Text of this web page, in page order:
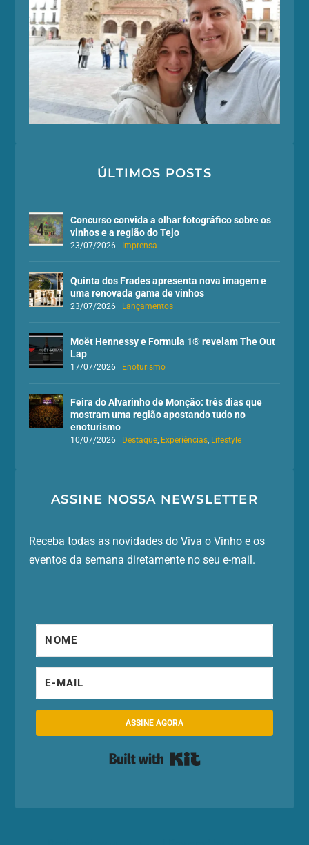
ÚLTIMOS POSTS
Concurso convida a olhar fotográfico sobre os
vinhos e a região do Tejo
23/07/2026 | Imprensa
Quinta dos Frades apresenta nova imagem e
uma renovada gama de vinhos
23/07/2026 | Lançamentos
Moët Hennessy e Formula 1® revelam The Out
Lap
17/07/2026 | Enoturismo
Feira do Alvarinho de Monção: três dias que
mostram uma região apostando tudo no
enoturismo
10/07/2026 | Destaque Experiências Lifestyle
ASSINE NOSSA NEWSLETTER
Receba todas as novidades do Viva o Vinho e os
eventos da semana diretamente no seu e-mail.
ASSINE AGORA